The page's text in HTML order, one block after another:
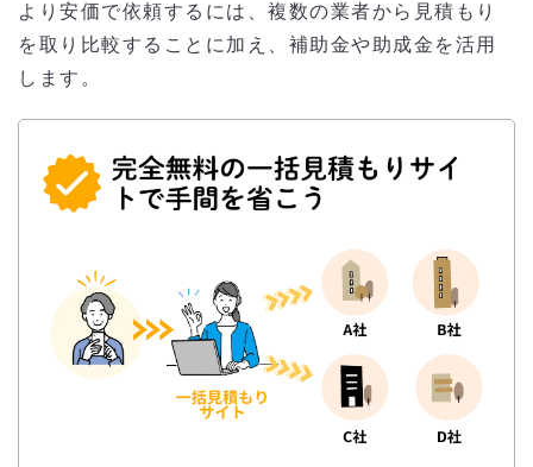
より安価で依頼するには、複数の業者から見積もり
を取り比較することに加え、補助金や助成金を活用
します。